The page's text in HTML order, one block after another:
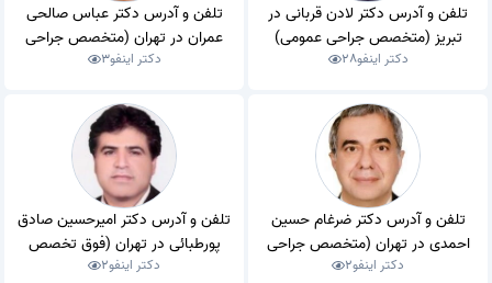
تلفن و آدرس دکتر لادن قربانی در
تبریز (متخصص جراحی عمومی)
دکتر اینفو28
تلفن و آدرس دکتر عباس صالحی
عمران در تهران (متخصص جراحی
عمومی)
دکتر اینفو3
تلفن و آدرس دکتر ضرغام حسین
احمدی در تهران (متخصص جراحی
عمومی)
دکتر اینفو2
تلفن و آدرس دکتر امیرحسین صادق
پورطبائی در تهران (فوق تخصص
جراحی قلب و عروق)
دکتر اینفو2